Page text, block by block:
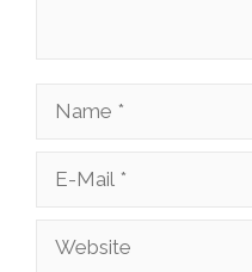
Name
Website